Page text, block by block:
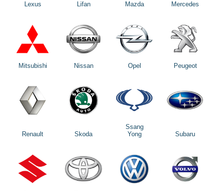
Lexus Lifan Mazda Mercedes
Mitsubishi Nissan Opel Peugeot
Renault Skoda
Ssang
Yong
Subaru